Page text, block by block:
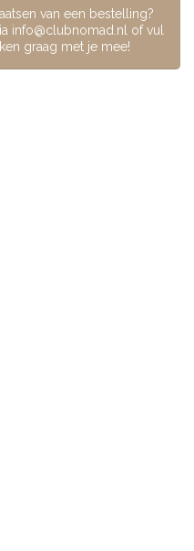
van een bestelling?
info@clubnomad.nl of vul
graag met je mee!